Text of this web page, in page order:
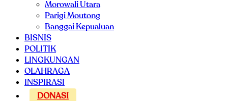
Morowali Utara
Parigi Moutong
Banggai Kepualuan
BISNIS
POLITIK
LINGKUNGAN
OLAHRAGA
INSPIRASI
DONASI